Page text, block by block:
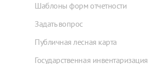
Шаблоны форм отчетности
Задать вопрос
Публичная лесная карта
Государственная инвентаризация